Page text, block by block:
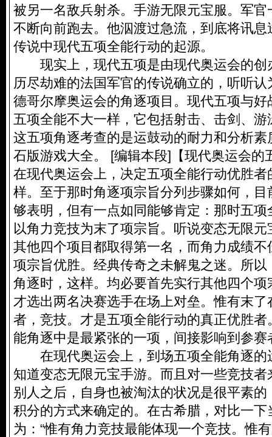
被另一名敌兵射杀。手游无限元宝服。军
不断向前跑去。他泅渡过急流，到底将讯
传说中现代五项全能行动的起源。
现实上，现代五项是由现代奥运会的创
历尽劫难的法国军官的传说确立的，听听
德哥尔摩奥运会的角逐项目。现代五项与
五项全能不大一样，它包括射击、击剑、
这五项角逐考查的是运鼓动的耐力和分析
石版游戏大全。 [编辑本段]【现代奥运
在现代奥运会上，决定五项全能行动优胜
样。至于那时角逐项宗旨分列步骤如何，
够表明，但有一点如同能够肯定：那时五
以角力竞技为末了项宗旨。听说变态无限
其他四个项目都取得第一名，而角力成绩
项宗旨优胜。经典传奇之未解鬼之迷。所
角逐时，这样。均必要首先实行其他四个
才选出两名决赛选手在场上对垒。惟有末
者，竞技。才是五项全能行动的真正优胜
能角逐中是最紧张的一项，间接影响到参赛
在现代奥运会上，到场五项全能角逐的
知道变态无限元宝手游。而且对一些竞技
别人之后，自身也被淘汰的状况是很平素
积分的方式来确定的。在古希腊，对比一下
为：“惟有角力竞技最能体现一个竞技。惟